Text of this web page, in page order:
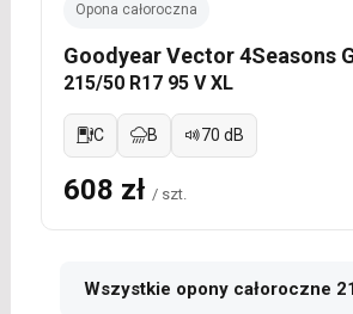
Opona całoroczna
Goodyear Vector 4Seasons
215/50 R17 95 V XL
C B 70 dB
608 zł / szt.
Wszystkie opony całoroczne